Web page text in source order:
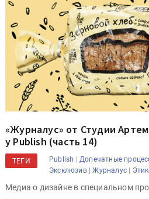
«Журналус» от Студии
у Publish (часть 14)
ТЕГИ Publish | Допечатные
Эксклюзив|Журналус |
Медиа о дизайне в специальном